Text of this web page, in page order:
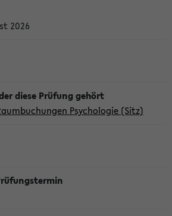
2026
Psychologie (Sitz)